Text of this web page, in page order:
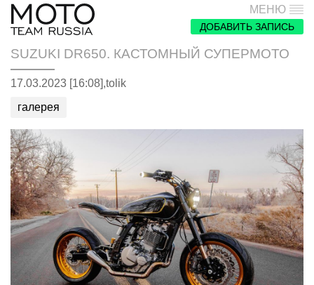
МЕНЮ
ДОБАВИТЬ ЗАПИСЬ
SUZUKI DR650. КАСТОМНЫЙ СУПЕРМОТО
17.03.2023 [16:08],tolik
галерея